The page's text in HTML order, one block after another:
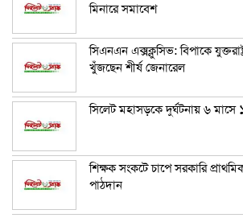
মিনারে সমাবেশ
সিএনএন এক্সক্লুসিভ: বিপাকে
খুঁজছেন শীর্ষ জেনারেল
সিলেট মহাসড়কে দুর্ঘটনায় ৬ মাসে
শিক্ষক সংকটে চাপে সরকারি
পাঠদান